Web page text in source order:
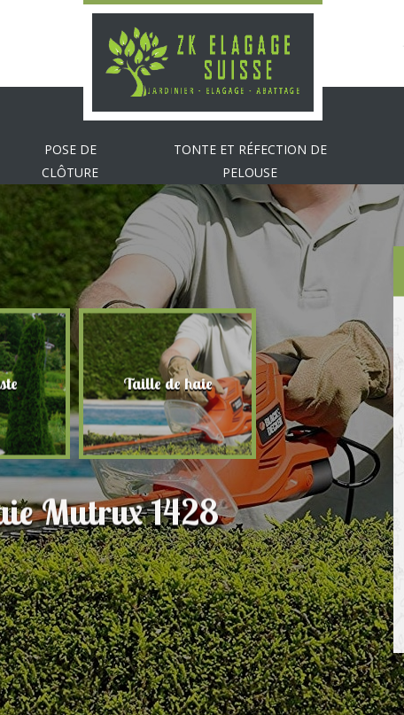
POSE DE
CLÔTURE
TONTE ET RÉFECTION DE
PELOUSE
Taille de haie Abattage d'arbres
Mutrux 1428